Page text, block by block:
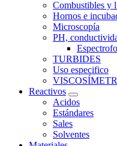
Combustibles y
Hornos e
Microscopía
PH,
TURBIDES
Uso especifico
Reactivos
Acidos
Estándares
Sales
Solventes